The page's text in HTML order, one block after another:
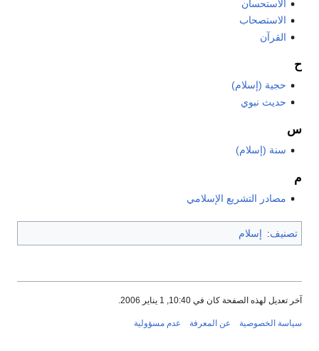
الاستحسان
الاستصحاب
القرآن
ح
حجية (إسلام)
حديث نبوي
س
سنة (إسلام)
م
مصادر التشريع الإسلامي
تصنيف: إسلام
آخر تعديل لهذه الصفحة كان في 10:40, 1 يناير 2006.
سياسة الخصوصية عن المعرفة عدم مسؤولية